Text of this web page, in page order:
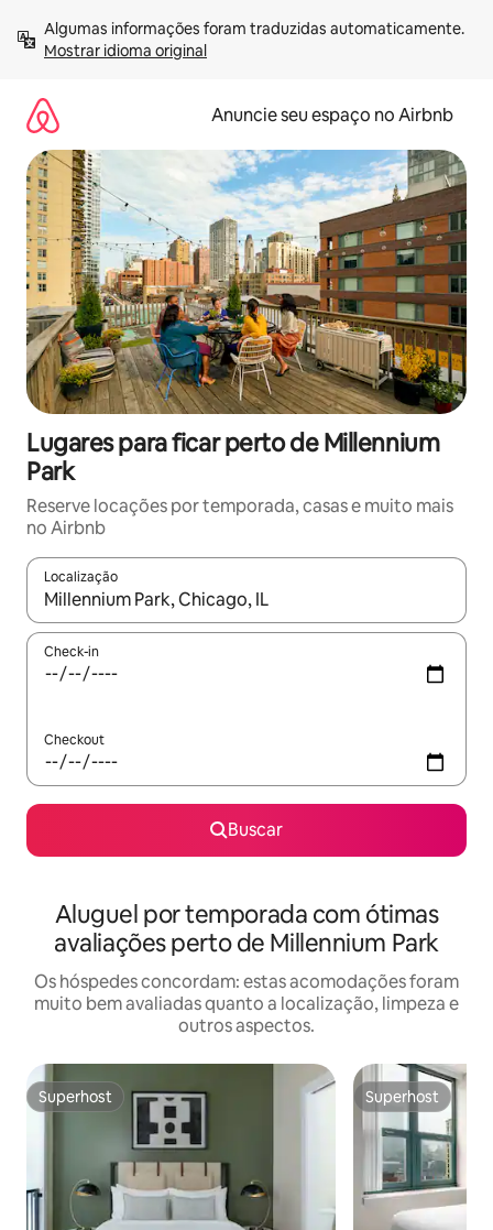
para
Mostrar idioma original
Anuncie seu espaço no Airbnb
Lugares para ficar perto de Millennium
Park
Reserve locações por temporada, casas e muito mais
no Airbnb
Localização
Quando os resultados estiverem disponíveis, explore-os
Check-in
Checkout
Buscar
Aluguel por temporada com ótimas
avaliações perto de Millennium Park
Os hóspedes concordam: estas acomodações foram
muito bem avaliadas quanto a localização, limpeza e
outros aspectos.
Superhost
Superhost Superhost
Superhost